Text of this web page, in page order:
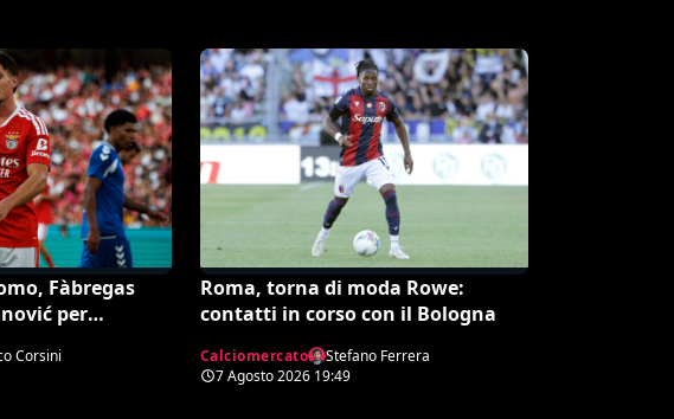
Fàbregas
per
Corsini
Roma, torna di moda Rowe:
contatti in corso con il Bologna
Calciomercato
Stefano Ferrera
7 Agosto 2026 19:49